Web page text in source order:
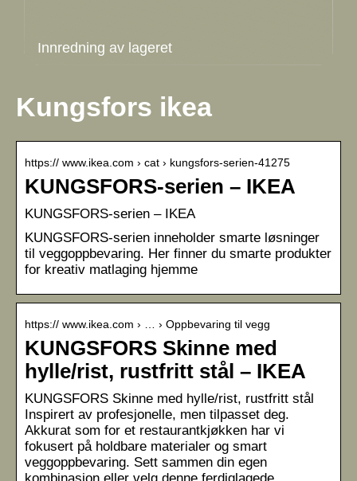
Innredning av lageret
Kungsfors ikea
https:// www.ikea.com › cat › kungsfors-serien-41275
KUNGSFORS-serien – IKEA
KUNGSFORS-serien – IKEA
KUNGSFORS-serien inneholder smarte løsninger
til veggoppbevaring. Her finner du smarte produkter
for kreativ matlaging hjemme
https:// www.ikea.com › … › Oppbevaring til vegg
KUNGSFORS Skinne med
hylle/rist, rustfritt stål – IKEA
KUNGSFORS Skinne med hylle/rist, rustfritt stål
Inspirert av profesjonelle, men tilpasset deg.
Akkurat som for et restaurantkjøkken har vi
fokusert på holdbare materialer og smart
veggoppbevaring. Sett sammen din egen
kombinasjon eller velg denne ferdiglagede